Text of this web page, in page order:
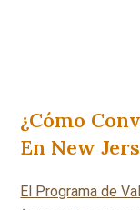
¿Cómo
En New
El Programa de